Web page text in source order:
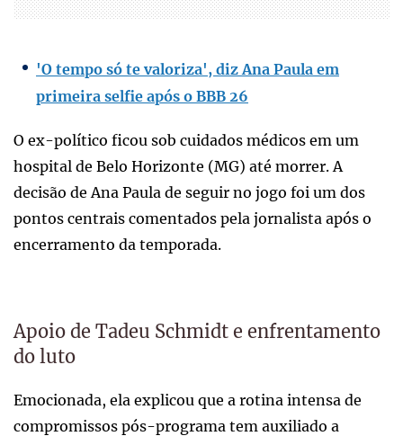
'O tempo só te valoriza', diz Ana Paula em
primeira selfie após o BBB 26
O ex-político ficou sob cuidados médicos em um
hospital de Belo Horizonte (MG) até morrer. A
decisão de Ana Paula de seguir no jogo foi um dos
pontos centrais comentados pela jornalista após o
encerramento da temporada.
Apoio de Tadeu Schmidt e enfrentamento
do luto
Emocionada, ela explicou que a rotina intensa de
compromissos pós-programa tem auxiliado a